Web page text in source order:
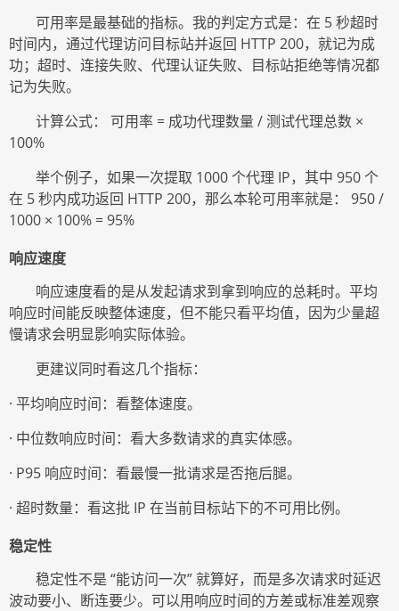
可用率是最基础的指标。我的判定方式是：在 5 秒超时
时间内，通过代理访问目标站并返回 HTTP 200，就记为成
功；超时、连接失败、代理认证失败、目标站拒绝等情况都
记为失败。
计算公式：
可用率 = 成功代理数量 / 测试代理总数 ×
100%
举个例子，如果一次提取 1000 个代理 IP，其中 950 个
在 5 秒内成功返回 HTTP 200，那么本轮可用率就是： 950 /
1000 × 100% = 95%
响应速度
响应速度看的是从发起请求到拿到响应的总耗时。平均
响应时间能反映整体速度，但不能只看平均值，因为少量超
慢请求会明显影响实际体验。
更建议同时看这几个指标：
· 平均响应时间：看整体速度。
· 中位数响应时间：看大多数请求的真实体感。
· P95 响应时间：看最慢一批请求是否拖后腿。
· 超时数量：看这批 IP 在当前目标站下的不可用比例。
稳定性
稳定性不是 “能访问一次” 就算好，而是多次请求时延迟
波动要小、断连要少。可以用响应时间的方差或标准差观察